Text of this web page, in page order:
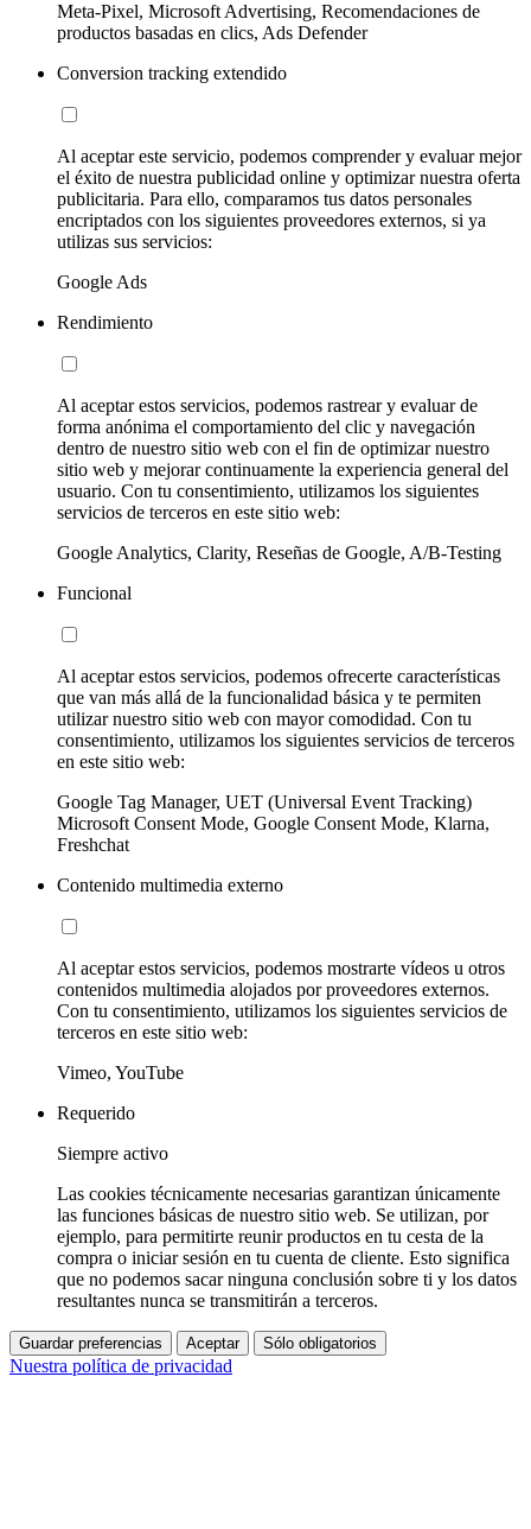
Meta-Pixel, Microsoft Advertising, Recomendaciones de
productos basadas en clics, Ads Defender
Conversion tracking extendido
Al aceptar este servicio, podemos comprender y evaluar mejor
el éxito de nuestra publicidad online y optimizar nuestra oferta
publicitaria. Para ello, comparamos tus datos personales
encriptados con los siguientes proveedores externos, si ya
utilizas sus servicios:
Google Ads
Rendimiento
Al aceptar estos servicios, podemos rastrear y evaluar de
forma anónima el comportamiento del clic y navegación
dentro de nuestro sitio web con el fin de optimizar nuestro
sitio web y mejorar continuamente la experiencia general del
usuario. Con tu consentimiento, utilizamos los siguientes
servicios de terceros en este sitio web:
Google Analytics, Clarity, Reseñas de Google, A/B-Testing
Funcional
Al aceptar estos servicios, podemos ofrecerte características
que van más allá de la funcionalidad básica y te permiten
utilizar nuestro sitio web con mayor comodidad. Con tu
consentimiento, utilizamos los siguientes servicios de terceros
en este sitio web:
Google Tag Manager, UET (Universal Event Tracking)
Microsoft Consent Mode, Google Consent Mode, Klarna,
Freshchat
Contenido multimedia externo
Al aceptar estos servicios, podemos mostrarte vídeos u otros
contenidos multimedia alojados por proveedores externos.
Con tu consentimiento, utilizamos los siguientes servicios de
terceros en este sitio web:
Vimeo, YouTube
Requerido
Siempre activo
Las cookies técnicamente necesarias garantizan únicamente
las funciones básicas de nuestro sitio web. Se utilizan, por
ejemplo, para permitirte reunir productos en tu cesta de la
compra o iniciar sesión en tu cuenta de cliente. Esto significa
que no podemos sacar ninguna conclusión sobre ti y los datos
resultantes nunca se transmitirán a terceros.
Guardar preferencias Aceptar Sólo obligatorios
Nuestra política de privacidad